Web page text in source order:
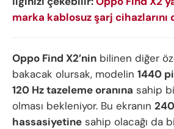
marka kablosuz şarj
Oppo Find X2’nin bilinen diğer
bakacak olursak, modelin 1440
120 Hz tazeleme oranına sahip
olması bekleniyor. Bu ekranın
hassasiyetine sahip olacağı da